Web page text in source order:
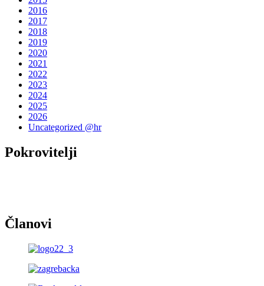
2016
2017
2018
2019
2020
2021
2022
2023
2024
2025
2026
Uncategorized @hr
Pokrovitelji
Članovi